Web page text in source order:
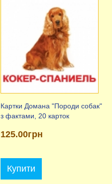
Картки Домана "Породи собак"
з фактами, 20 карток
125.00грн
Купити